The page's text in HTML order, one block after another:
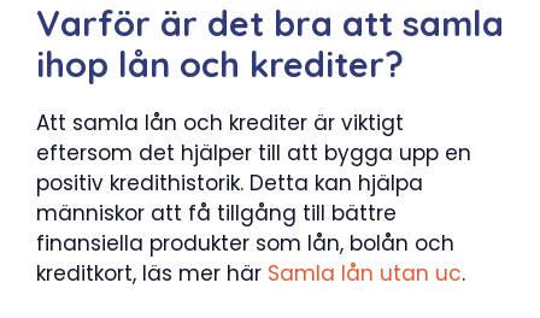
Varför är det bra att samla
ihop lån och krediter?
Att samla lån och krediter är viktigt
eftersom det hjälper till att bygga upp en
positiv kredithistorik. Detta kan hjälpa
människor att få tillgång till bättre
finansiella produkter som lån, bolån och
kreditkort, läs mer här Samla lån utan uc.